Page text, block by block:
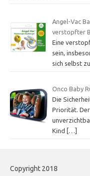
Angel-Vac
verstopfter
Eine
sein,
sich selbst
Onco Baby
Die
Priorität.
Kind
[…]
Copyright 2018